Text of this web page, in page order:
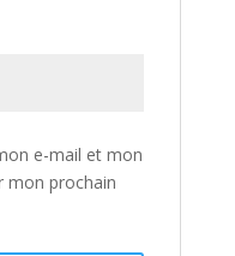
e-mail et mon
mon prochain